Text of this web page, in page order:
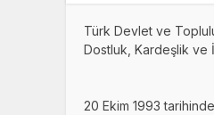
Türk Devlet ve
Dostluk, Kardeşlik ve
20 Ekim 1993